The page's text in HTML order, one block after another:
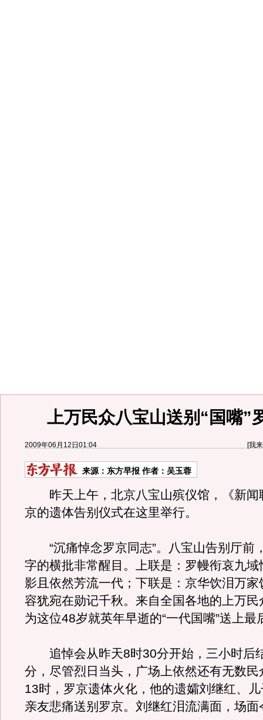
上万民众八宝山送别“国嘴”
2009年06月12日01:04 [我
来源： 东方早报作者：吴玉蓉
昨天上午，北京八宝山殡仪馆，《新闻
京的遗体告别仪式在这里举行。
“沉痛悼念罗京同志”。八宝山告别厅前
字的横批非常醒目。上联是：罗幔衔哀九域
影且依然芳流一代；下联是：京华饮泪万家
容犹宛在勋记千秋。来自全国各地的上万民
为这位48岁就英年早逝的“一代国嘴”送上最
追悼会从昨天8时30分开始，三小时后
分，尽管烈日当头，广场上依然还有无数民
13时，罗京遗体火化，他的遗孀刘继红、
亲友悲痛送别罗京。刘继红泪流满面，场面